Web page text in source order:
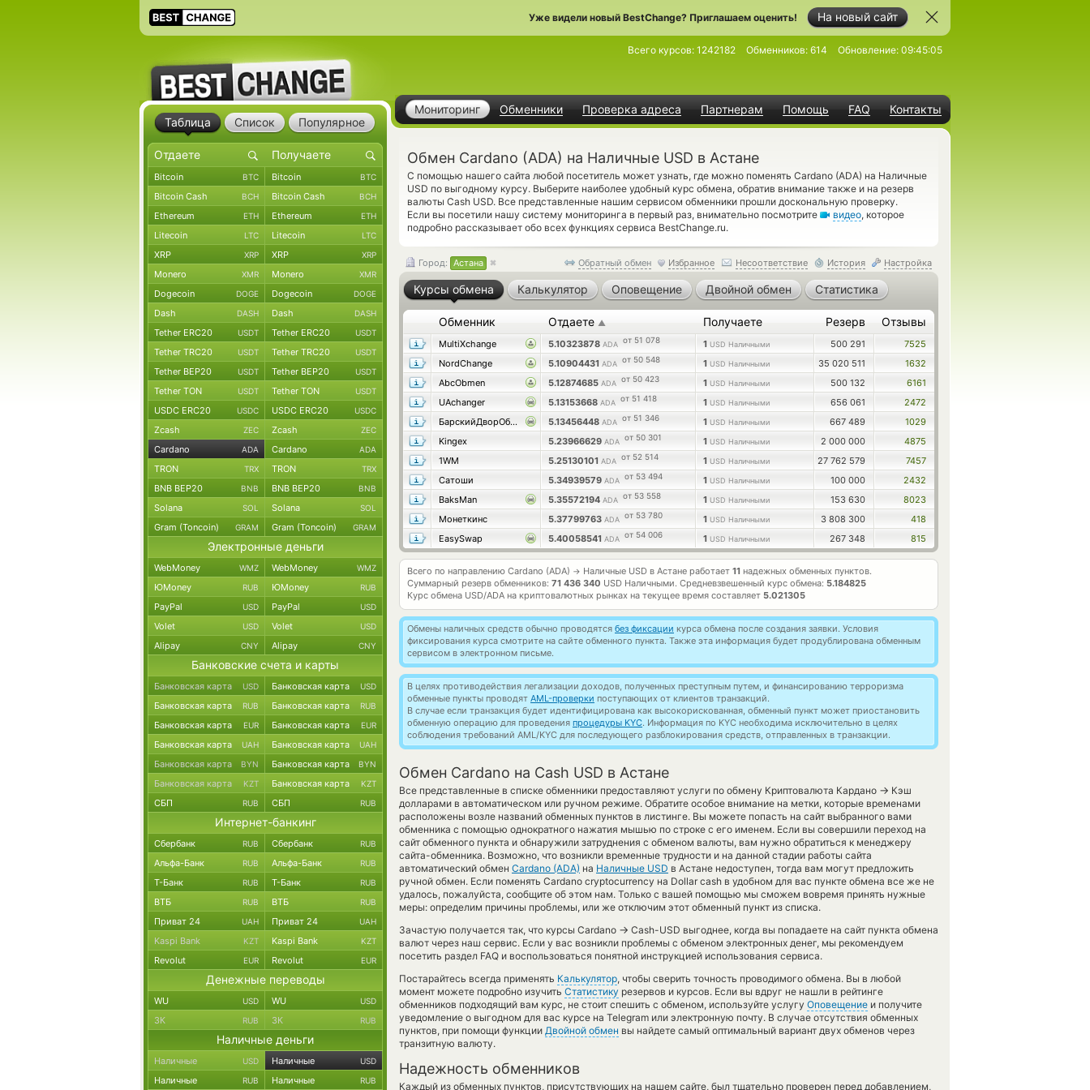
На новый сайт
Уже видели новый BestChange? Приглашаем оценить!
Мониторинг Обменники Проверка адреса Партнерам Помощь FAQ Контакты
Всего курсов: 1242182 Обменников: 614 Обновление: 09:45:05
Обмен Cardano (ADA) на Наличные USD в Астане
С помощью нашего сайта любой посетитель может узнать, где можно поменять Cardano (ADA) на Наличные
USD по выгодному курсу. Выберите наиболее удобный курс обмена, обратив внимание также и на резерв
валюты Cash USD. Все представленные нашим сервисом обменники прошли доскональную проверку.
Если вы посетили нашу систему мониторинга в первый раз, внимательно посмотрите
видео, которое
подробно рассказывает обо всех функциях сервиса BestChange.ru.
Обратный обмен Избранное Несоответствие История Настройка
Город: Астана
Курсы обмена Калькулятор Оповещение Двойной обмен Статистика
Обменник Отдаете ▲ Получаете Резерв Отзывы
MultiXchange 5.10323878 ADA от 51 078 1 USD Наличными 500 291
7525
NordChange
5.10904431 ADA от 50 548 1 USD Наличными 35 020 511
1632
AbcObmen
5.12874685 ADA от 50 423 1 USD Наличными 500 132
6161
UAchanger
5.13153668 ADA от 51 418 1 USD Наличными 656 061
2472
БарскийДворОбмен
5.13456448 ADA от 51 346 1 USD Наличными 667 489
1029
Kingex
5.23966629 ADA от 50 301 1 USD Наличными 2 000 000
4875
1WM
5.25130101 ADA от 52 514 1 USD Наличными 27 762 579
7457
Сатоши
5.34939579 ADA от 53 494 1 USD Наличными 100 000
2432
BaksMan
5.35572194 ADA от 53 558 1 USD Наличными 153 630
8023
Монеткинс
5.37799763 ADA от 53 780 1 USD Наличными 3 808 300
418
EasySwap
5.40058541 ADA от 54 006 1 USD Наличными 267 348 815
Всего по направлению Cardano (ADA) → Наличные USD в Астане работает 11 надежных обменных пунктов.
Суммарный резерв обменников: 71 436 340 USD Наличными. Средневзвешенный курс обмена: 5.184825
Курс обмена USD/ADA на криптовалютных рынках на текущее время составляет 5.021305
Обмены наличных средств обычно проводятся без фиксации курса обмена после создания заявки. Условия
фиксирования курса смотрите на сайте обменного пункта. Также эта информация будет продублирована обменным
сервисом в электронном письме.
В целях противодействия легализации доходов, полученных преступным путем, и финансированию терроризма
обменные пункты проводят AML-проверки поступающих от клиентов транзакций.
В случае если транзакция будет идентифицирована как высокорискованная, обменный пункт может приостановить
обменную операцию для проведения процедуры KYC. Информация по KYC необходима исключительно в целях
соблюдения требований AML/KYC для последующего разблокирования средств, отправленных в транзакции.
Обмен Cardano на Cash USD в Астане
Все представленные в списке обменники предоставляют услуги по обмену Криптовалюта Кардано → Кэш
долларами в автоматическом или ручном режиме. Обратите особое внимание на метки, которые временами
расположены возле названий обменных пунктов в листинге. Вы можете попасть на сайт выбранного вами
обменника с помощью однократного нажатия мышью по строке с его именем. Если вы совершили переход на
сайт обменного пункта и обнаружили затруднения с обменом валюты, вам нужно обратиться к менеджеру
сайта-обменника. Возможно, что возникли временные трудности и на данной стадии работы сайта
автоматический обмен Cardano (ADA) на Наличные USD в Астане недоступен, тогда вам могут предложить
ручной обмен. Если поменять Cardano cryptocurrency на Dollar cash в удобном для вас пункте обмена все же не
удалось, пожалуйста, сообщите об этом нам. Только с вашей помощью мы сможем вовремя принять нужные
меры: определим причины проблемы, или же отключим этот обменный пункт из списка.
Зачастую получается так, что курсы Cardano → Cash-USD выгоднее, когда вы попадаете на сайт пункта обмена
валют через наш сервис. Если у вас возникли проблемы с обменом электронных денег, мы рекомендуем
посетить раздел FAQ и воспользоваться понятной инструкцией использования сервиса.
Постарайтесь всегда применять Калькулятор, чтобы сверить точность проводимого обмена. Вы в любой
момент можете подробно изучить Статистику резервов и курсов. Если вы вдруг не нашли в рейтинге
обменников подходящий вам курс, не стоит спешить с обменом, используйте услугу Оповещение и получите
уведомление о выгодном для вас курсе на Telegram или электронную почту. В случае отсутствия обменных
пунктов, при помощи функции Двойной обмен вы найдете самый оптимальный вариант двух обменов через
транзитную валюту.
Надежность обменников
Каждый из обменных пунктов, присутствующих на нашем сайте, был тщательно проверен перед добавлением,
Таблица Список Популярное
Bitcoin BTC Bitcoin BTC
Bitcoin Cash BCH Bitcoin Cash BCH
Ethereum ETH Ethereum ETH
Litecoin LTC Litecoin LTC
XRP XRP XRP XRP
Monero XMR Monero XMR
Dogecoin DOGE Dogecoin DOGE
Dash DASH Dash DASH
Tether ERC20 USDT Tether ERC20 USDT
Tether TRC20 USDT Tether TRC20 USDT
Tether BEP20 USDT Tether BEP20 USDT
Tether TON USDT Tether TON USDT
USDC ERC20 USDC USDC ERC20 USDC
Zcash ZEC Zcash ZEC
Cardano ADA Cardano ADA
TRON TRX TRON TRX
BNB BEP20 BNB BNB BEP20 BNB
Solana SOL Solana SOL
Gram (Toncoin) GRAM Gram (Toncoin) GRAM
Электронные деньги
WebMoney WMZ WebMoney WMZ
ЮMoney RUB ЮMoney RUB
PayPal USD PayPal USD
Volet USD Volet USD
Alipay CNY Alipay CNY
Банковские счета и карты
Банковская карта USD Банковская карта USD
Банковская карта RUB Банковская карта RUB
Банковская карта EUR Банковская карта EUR
Банковская карта UAH Банковская карта UAH
Банковская карта BYN Банковская карта BYN
Банковская карта KZT Банковская карта KZT
СБП RUB СБП RUB
Интернет-банкинг
Сбербанк RUB Сбербанк RUB
Альфа-Банк RUB Альфа-Банк RUB
Т-Банк RUB Т-Банк RUB
ВТБ RUB ВТБ RUB
Приват 24 UAH Приват 24 UAH
Kaspi Bank KZT Kaspi Bank KZT
Revolut EUR Revolut EUR
Денежные переводы
WU USD WU USD
ЗК RUB ЗК RUB
Наличные деньги
Наличные USD Наличные USD
Наличные RUB Наличные RUB